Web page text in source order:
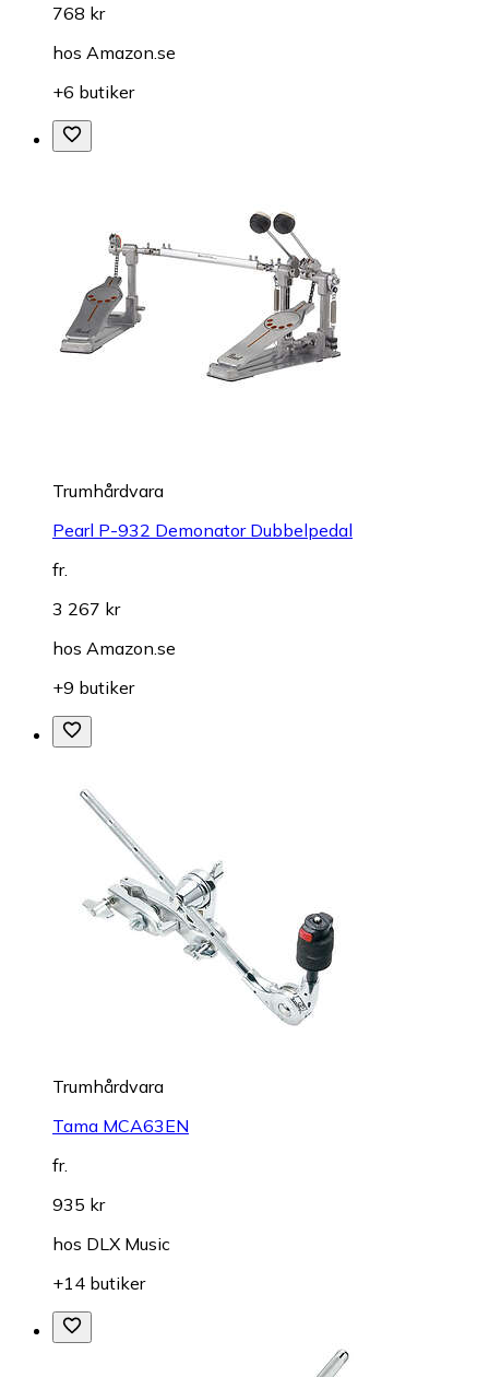
768 kr
hos Amazon.se
+6 butiker
Trumhårdvara
Pearl P-932 Demonator Dubbelpedal
fr.
3 267 kr
hos Amazon.se
+9 butiker
Trumhårdvara
Tama MCA63EN
fr.
935 kr
hos DLX Music
+14 butiker